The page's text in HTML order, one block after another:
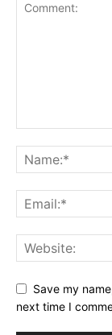
Save my
next time I